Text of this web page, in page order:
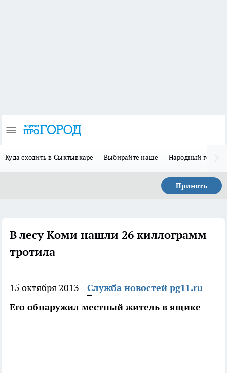
Куда сходить в Сыктывкаре Выбирайте наше Народный герой
Принять
В лесу Коми нашли 26 киллограмм
тротила
15 октября 2013
Служба новостей pg11.ru
Его обнаружил местный житель в ящике